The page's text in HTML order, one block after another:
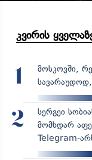
კვირის
1
მოსკოვში,
2
სერგეი
მომხდარ
Telegram-